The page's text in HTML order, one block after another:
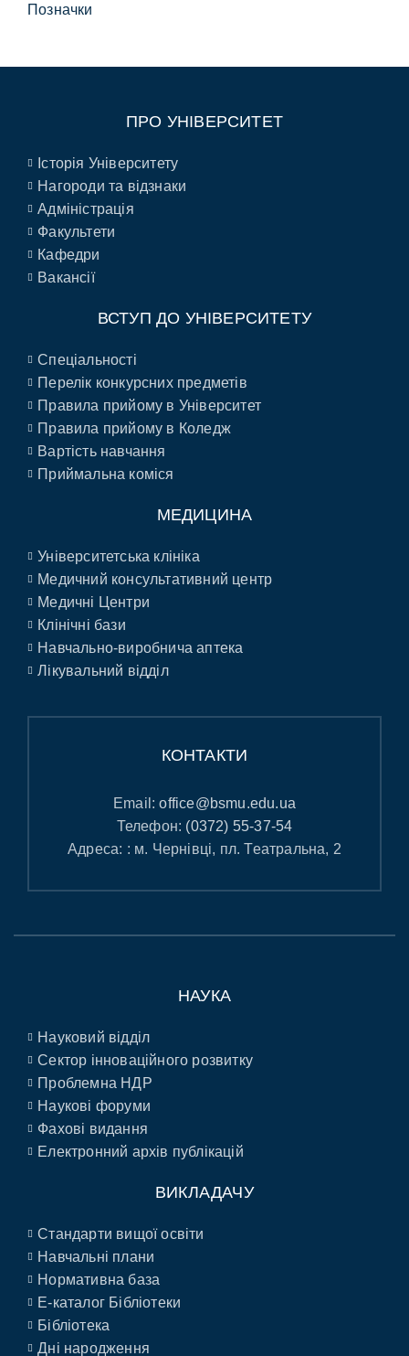
Позначки
ПРО УНІВЕРСИТЕТ
Історія Університету
Нагороди та відзнаки
Адміністрація
Факультети
Кафедри
Вакансії
ВСТУП ДО УНІВЕРСИТЕТУ
Спеціальності
Перелік конкурсних предметів
Правила прийому в Університет
Правила прийому в Коледж
Вартість навчання
Приймальна коміся
МЕДИЦИНА
Університетська клініка
Медичний консультативний центр
Медичні Центри
Клінічні бази
Навчально-виробнича аптека
Лікувальний відділ
КОНТАКТИ
Email:office@bsmu.edu.ua
Телефон: (0372) 55-37-54
Адреса: : м. Чернівці, пл. Театральна, 2
НАУКА
Науковий відділ
Сектор інноваційного розвитку
Проблемна НДР
Наукові форуми
Фахові видання
Електронний архів публікацій
ВИКЛАДАЧУ
Стандарти вищої освіти
Навчальні плани
Нормативна база
E-каталог Бібліотеки
Бібліотека
Дні народження